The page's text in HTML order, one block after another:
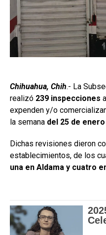
Chihuahua, Chih.- La
realizó 239 inspecciones
expenden y/o
la semana del 25 de
Dichas revisiones dieron
establecimientos, de los
una en Aldama y cuatro